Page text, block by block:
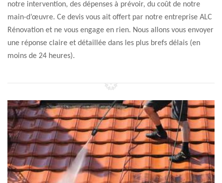
notre intervention, des dépenses à prévoir, du coût de notre
main-d’œuvre. Ce devis vous ait offert par notre entreprise ALC
Rénovation et ne vous engage en rien. Nous allons vous envoyer
une réponse claire et détaillée dans les plus brefs délais (en
moins de 24 heures).